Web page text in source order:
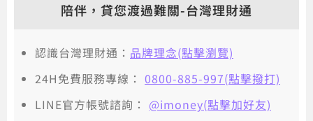
陪伴，貸您渡過難關-台灣理財通
認識台灣理財通： 品牌理念(點擊瀏覽)
24H免費服務專線： 0800-885-997(點擊撥打)
LINE官方帳號諮詢： @imoney(點擊加好友)